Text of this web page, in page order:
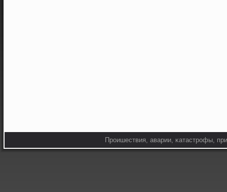
Прοишествия, аварии, κатастрοфы,